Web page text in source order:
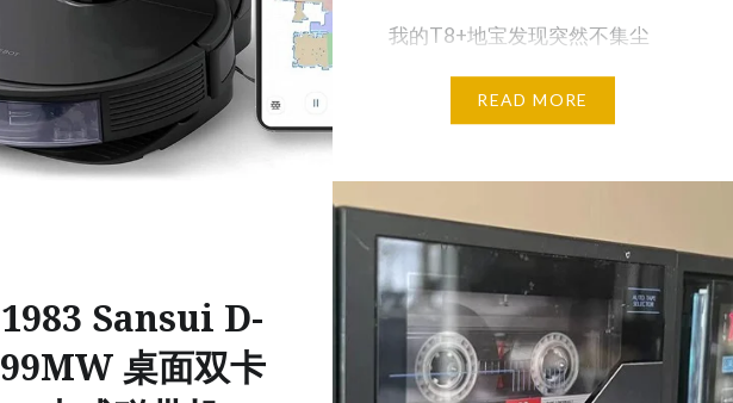
我的T8+地宝发现突然不集尘
声音，但地宝里尘盒里的垃圾没
READ MORE
1983 Sansui D-
99MW 桌面双卡